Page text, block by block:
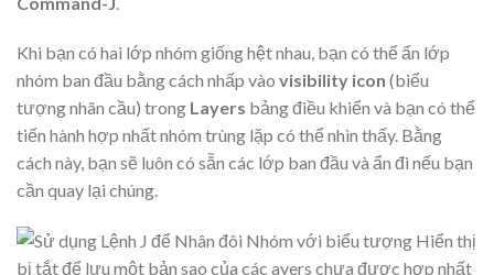
Khi bạn có hai lớp nhóm giống hệt nhau, bạn có thể ẩn lớp
nhóm ban đầu bằng cách nhấp vào visibility icon (biểu
tượng nhãn cầu) trong Layers bảng điều khiển và bạn có thể
tiến hành hợp nhất nhóm trùng lặp có thể nhìn thấy. Bằng
cách này, bạn sẽ luôn có sẵn các lớp ban đầu và ẩn đi nếu bạn
cần quay lại chúng.